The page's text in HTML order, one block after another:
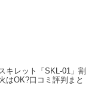
キレット「SKL-01」割
はOK?口コミ評判まと